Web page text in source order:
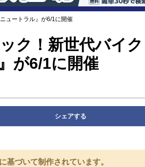
ュートラル』が6/1に開催
ク！新世代バイク
が6/1に開催
シェアする
基づいて制作されています。